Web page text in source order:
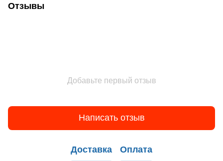
Отзывы
Добавьте первый отзыв
Написать отзыв
Доставка Оплата